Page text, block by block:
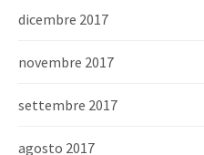
dicembre 2017
novembre 2017
settembre 2017
agosto 2017